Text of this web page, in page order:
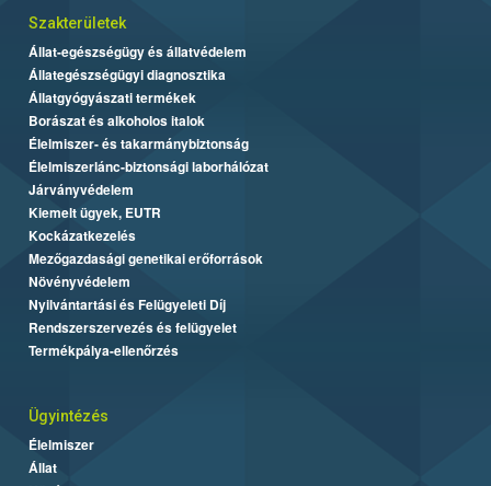
Szakterületek
Állat-egészségügy és állatvédelem
Állategészségügyi diagnosztika
Állatgyógyászati termékek
Borászat és alkoholos italok
Élelmiszer- és takarmánybiztonság
Élelmiszerlánc-biztonsági laborhálózat
Járványvédelem
Kiemelt ügyek, EUTR
Kockázatkezelés
Mezőgazdasági genetikai erőforrások
Növényvédelem
Nyilvántartási és Felügyeleti Díj
Rendszerszervezés és felügyelet
Termékpálya-ellenőrzés
Ügyintézés
Élelmiszer
Állat